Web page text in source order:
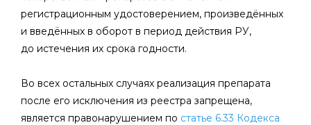
регистрационным удостоверением, произведённых
и введённых в оборот в период действия РУ,
до истечения их срока годности.
Во всех остальных случаях реализация препарата
после его исключения из реестра запрещена,
является правонарушением по статье 6.33 Кодекса